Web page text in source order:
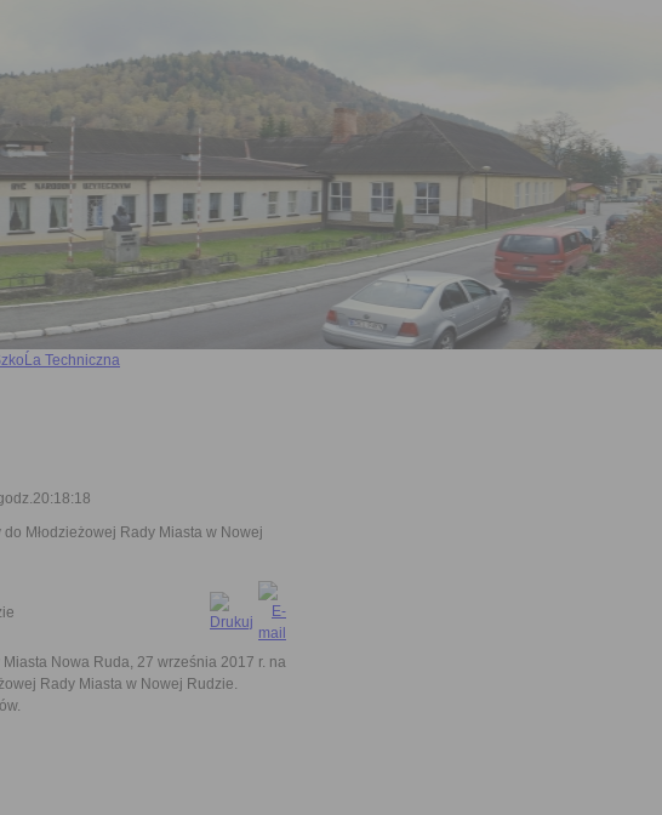
do Młodzieżowej Rady Miasta w Nowej
Nowa Ruda, 27 września 2017 r. na
Rady Miasta w Nowej Rudzie.